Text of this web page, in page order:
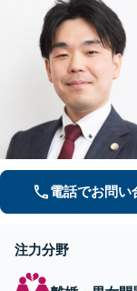
電話でお問い
注力分野